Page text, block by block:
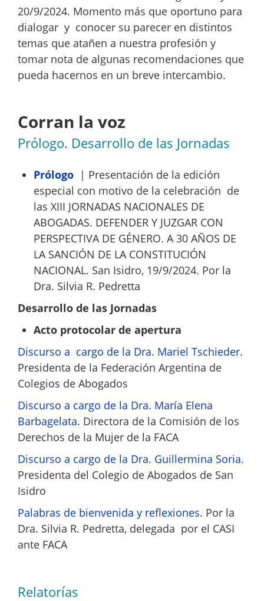
20/9/2024. Momento más que oportuno para
dialogar y conocer su parecer en distintos
temas que atañen a nuestra profesión y
tomar nota de algunas recomendaciones que
pueda hacernos en un breve intercambio.
Corran la voz
Prólogo. Desarrollo de las Jornadas
Prólogo | Presentación de la edición
especial con motivo de la celebración de
las XIII JORNADAS NACIONALES DE
ABOGADAS. DEFENDER Y JUZGAR CON
PERSPECTIVA DE GÉNERO. A 30 AÑOS DE
LA SANCIÓN DE LA CONSTITUCIÓN
NACIONAL. San Isidro, 19/9/2024. Por la
Dra. Silvia R. Pedretta
Desarrollo de las Jornadas
Acto protocolar de apertura
Discurso a cargo de la Dra. Mariel Tschieder.
Presidenta de la Federación Argentina de
Colegios de Abogados
Discurso a cargo de la Dra. María Elena
Barbagelata. Directora de la Comisión de los
Derechos de la Mujer de la FACA
Discurso a cargo de la Dra. Guillermina Soria.
Presidenta del Colegio de Abogados de San
Isidro
Palabras de bienvenida y reflexiones. Por la
Dra. Silvia R. Pedretta, delegada por el CASI
ante FACA
Relatorías